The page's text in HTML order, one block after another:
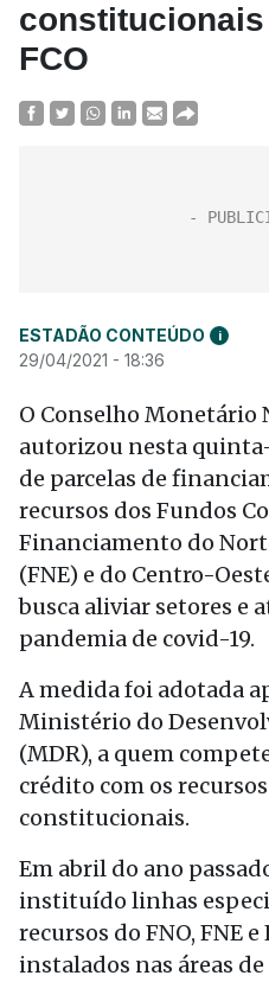
constitucionais
FCO
ESTADÃO CONTEÚDO i
29/04/2021 - 18:36
O Conselho Monetário
autorizou nesta
de parcelas de
recursos dos Fundos
Financiamento do
(FNE) e do Centro-
busca aliviar setores e
pandemia de covid-19.
A medida foi adotada
Ministério do
(MDR), a quem
crédito com os
constitucionais.
Em abril do ano
instituído linhas
recursos do FNO, FNE
instalados nas áreas